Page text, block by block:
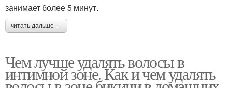
занимает более 5 минут.
читать дальше →
Чем лучше удалять волосы в
интимной зоне. Как и чем удалять